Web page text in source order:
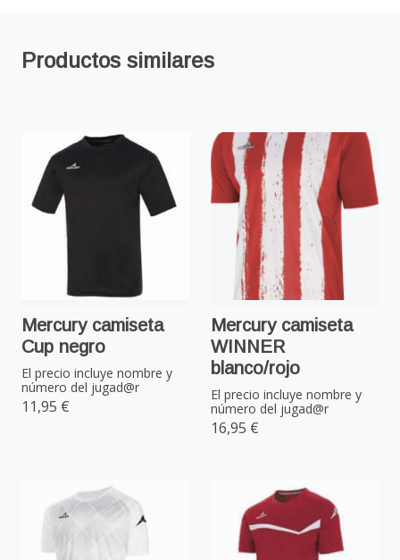
Productos similares
Mercury camiseta
Cup negro
El precio incluye nombre y
número del jugad@r
11,95 €
Mercury camiseta
WINNER
blanco/rojo
El precio incluye nombre y
número del jugad@r
16,95 €